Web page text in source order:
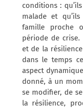
conditions :
malade et
famille proche
période de
et de la
dans le temps
aspect
donné, à un
se modifier, de
la résilience,